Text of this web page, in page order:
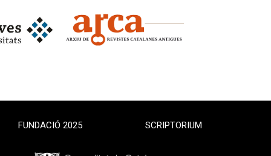
FUNDACIÓ 2025 SCRIPTORIUM